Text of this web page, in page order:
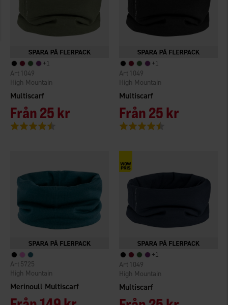
+1
Multiscarf
High Mountain
1049
Från25 kr
Betyg:
+1
Multiscarf
High Mountain
1049
Från25 kr
Betyg:
Merinoull Multiscarf
High Mountain
5725
+1
Multiscarf
High Mountain
1049